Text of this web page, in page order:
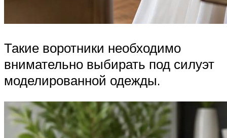
Такие воротники необходимо
внимательно выбирать под силуэт
моделированной одежды.